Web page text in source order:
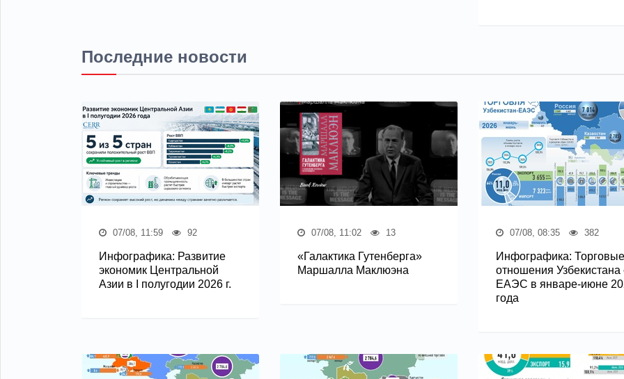
Последние новости
07/08, 11:59 92
Инфографика: Развитие
экономик Центральной
Азии в I полугодии 2026 г.
07/08, 11:02 13
«Галактика Гутенберга»
Маршалла Маклюэна
07/08, 08:35 382
Инфографика: Торговые
отношения Узбекистана
ЕАЭС в январе-июне
года